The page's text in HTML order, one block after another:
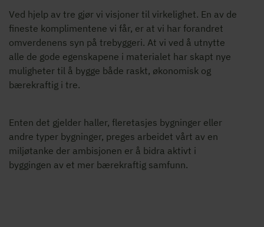
Ved hjelp av tre gjør vi visjoner til virkelighet. En av de
fineste komplimentene vi får, er at vi har forandret
omverdenens syn på trebyggeri. At vi ved å utnytte
alle de gode egenskapene i materialet har skapt nye
muligheter til å bygge både raskt, økonomisk og
bærekraftig i tre.
Enten det gjelder haller, fleretasjes bygninger eller
andre typer bygninger, preges arbeidet vårt av en
miljøtanke der ambisjonen er å bidra aktivt i
byggingen av et mer bærekraftig samfunn.